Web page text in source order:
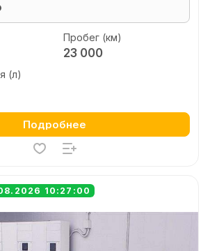
Пробег (км)
23 000
(л)
Подробнее
10:27:00